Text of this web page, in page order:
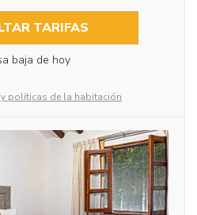
TARIFAS
baja de hoy
políticas de la habitación